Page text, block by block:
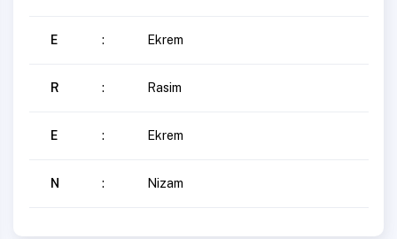
E : Ekrem
R : Rasim
E : Ekrem
N : Nizam